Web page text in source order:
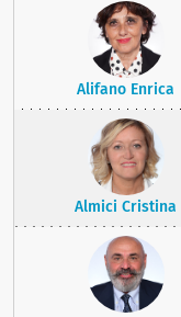
Alifano Enrica
Almici Cristina